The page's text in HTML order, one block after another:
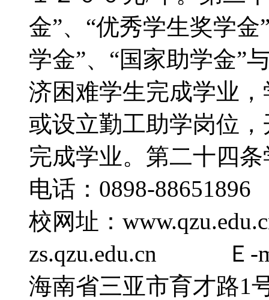
金”、“优秀学生奖学
学金”、“国家助学金”
济困难学生完成学业
或设立勤工助学岗位
完成学业。第二十
电话：0898-
校网址：
zs.qzu.edu.cn Ｅ-
海南省三亚市育才路1